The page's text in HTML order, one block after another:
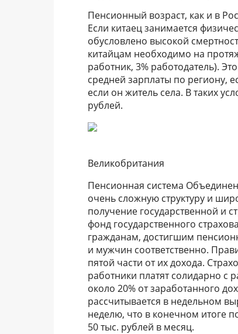
Пенсионный возраст, как и в
Если китаец занимается
обусловлено высокой
китайцам необходимо на
работник, 3% работодатель).
средней зарплаты по региону,
если он житель села. В таких
рублей.
Великобритания
Пенсионная система
очень сложную структуру и
получение государственной и
фонд государственного
гражданам, достигшим
и мужчин соответственно.
пятой части от их дохода.
работники платят солидарно с
около 20% от заработанного
рассчитывается в недельном
неделю, что в конечном итоге
50 тыс. рублей в месяц.